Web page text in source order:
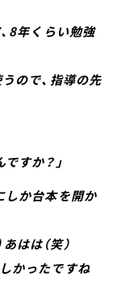
8年くらい勉強
ので、指導の先
すか？」
しか台本を開か
はは（笑）
かったですね